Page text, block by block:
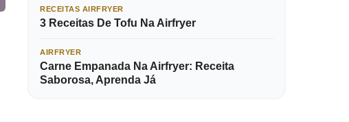
RECEITAS AIRFRYER
3 Receitas De Tofu Na Airfryer
AIRFRYER
Carne Empanada Na Airfryer: Receita
Saborosa, Aprenda Já